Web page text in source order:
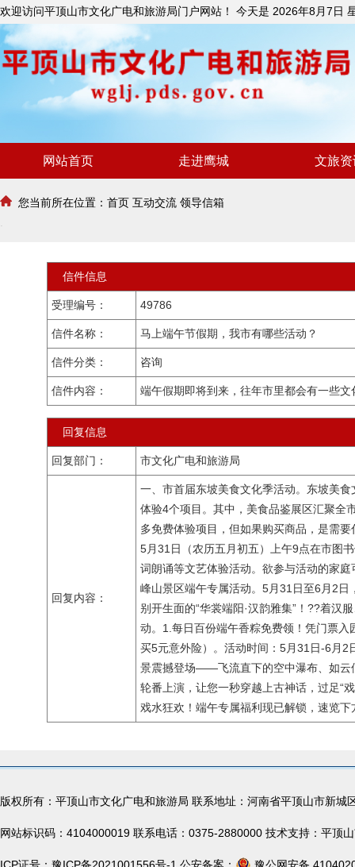
欢迎访问平顶山市文化广电和旅游局门户网站！ 今天是 2026年8月7日
网站首页 走进鹰城 文旅资
您当前所在位置： 首页 互动交流 领导信箱
信件信息
受理编号： 49786
信件名称： 马上端午节假期，我市有哪些活动？
信件分类： 咨询
信件内容： 端午假期即将到来，往年市里都会有一些
回复信息
回复部门： 市文化广电和旅游局
回复内容：
一、市首届东坡美食文化季活动。东坡美
体验4个项目。其中，美食品鉴展区汇聚全
多免费体验项目，但如果购买商品，是需
5月31日（农历五月初五）上午9点在市图
词朗诵等文艺体验活动。欲参与活动的家
峰山景区端午专属活动。5月31日至6月2
别开生面的“华裳端阳·汉韵雅集”！??着汉
动。1.每日百份端午香粽免费领！凭门票
买5元意外险）。活动时间：5月31日-6月2
景震撼登场——飞流直下的空中瀑布、如云
轮番上演，让您一秒穿越上古神话，过足“
戏水狂欢！端午专属福利现已解锁，速览
版权所有：平顶山市文化广电和旅游局 联系地址：河南省平顶山市新城
网站标识码：4104000019 联系电话：0375-2880000 技术支持：平顶